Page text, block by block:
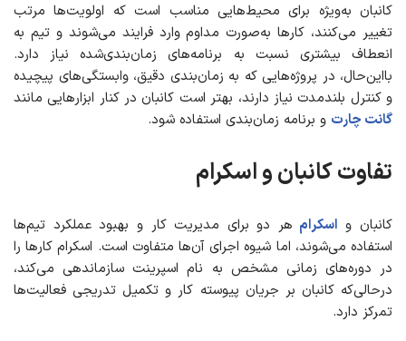
کانبان به‌ویژه برای محیط‌هایی مناسب است که اولویت‌ها مرتب
تغییر می‌کنند، کارها به‌صورت مداوم وارد فرایند می‌شوند و تیم به
انعطاف بیشتری نسبت به برنامه‌های زمان‌بندی‌شده نیاز دارد.
بااین‌حال، در پروژه‌هایی که به زمان‌بندی دقیق، وابستگی‌های پیچیده
و کنترل بلندمدت نیاز دارند، بهتر است کانبان در کنار ابزارهایی مانند
گانت چارت و برنامه زمان‌بندی استفاده شود.
تفاوت کانبان و اسکرام
کانبان و اسکرام هر دو برای مدیریت کار و بهبود عملکرد تیم‌ها
استفاده می‌شوند، اما شیوه اجرای آن‌ها متفاوت است. اسکرام کارها را
در دوره‌های زمانی مشخص به نام اسپرینت سازماندهی می‌کند،
درحالی‌که کانبان بر جریان پیوسته کار و تکمیل تدریجی فعالیت‌ها
تمرکز دارد.